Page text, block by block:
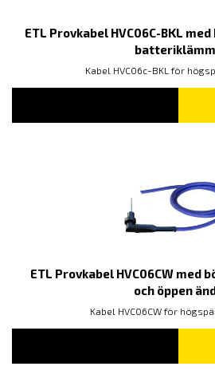
ETL Provkabel HVC06C-BKL
Kabel HVC06c-BKL för
ETL Provkabel HVC06CW med
och öppen
Kabel HVC06CW för